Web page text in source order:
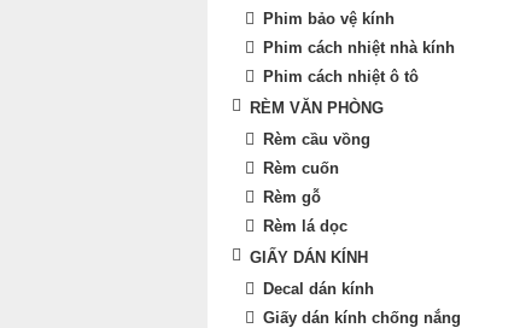
Phim bảo vệ kính
Phim cách nhiệt nhà kính
Phim cách nhiệt ô tô
RÈM VĂN PHÒNG
Rèm cầu vồng
Rèm cuốn
Rèm gỗ
Rèm lá dọc
GIẤY DÁN KÍNH
Decal dán kính
Giấy dán kính chống nắng